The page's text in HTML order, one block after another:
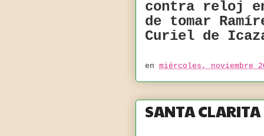
contra reloj
de tomar
Curiel de
en miércoles, noviembre
SANTA CLARITA